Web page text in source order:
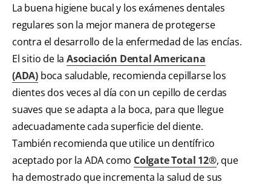
La buena higiene bucal y los exámenes dentales
regulares son la mejor manera de protegerse
contra el desarrollo de la enfermedad de las encías.
El sitio de laAsociación Dental Americana
(ADA) boca saludable, recomienda cepillarse los
dientes dos veces al día con un cepillo de cerdas
suaves que se adapta a la boca, para que llegue
adecuadamente cada superficie del diente.
También recomienda que utilice un dentífrico
aceptado por la ADA como Colgate Total 12®, que
ha demostrado que incrementa la salud de sus